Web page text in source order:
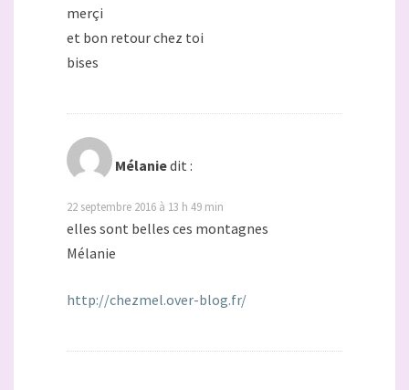
merçi
et bon retour chez toi
bises
Mélaniedit :
22 septembre 2016 à 13 h 49 min
elles sont belles ces montagnes
Mélanie
http://chezmel.over-blog.fr/